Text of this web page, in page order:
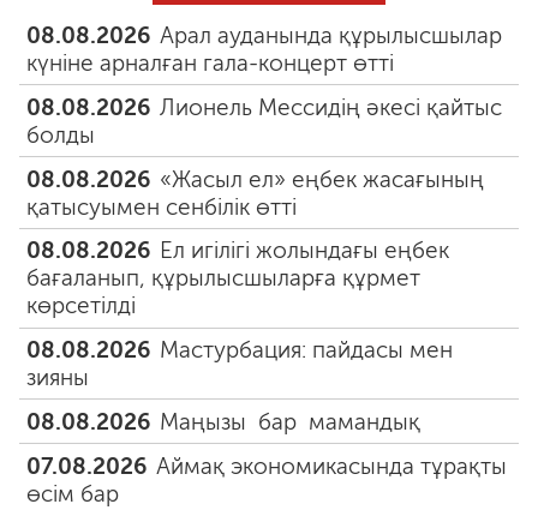
08.08.2026 Арал ауданында құрылысшылар
күніне арналған гала-концерт өтті
08.08.2026 Лионель Мессидің әкесі қайтыс
болды
08.08.2026 «Жасыл ел» еңбек жасағының
қатысуымен сенбілік өтті
08.08.2026 Ел игілігі жолындағы еңбек
бағаланып, құрылысшыларға құрмет
көрсетілді
08.08.2026 Мастурбация: пайдасы мен
зияны
08.08.2026 Маңызы бар мамандық
07.08.2026 Аймақ экономикасында тұрақты
өсім бар